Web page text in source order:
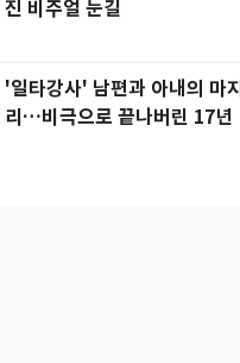
진 비주얼 눈길
'일타강사' 남편과 아내의 마
리…비극으로 끝나버린 17년